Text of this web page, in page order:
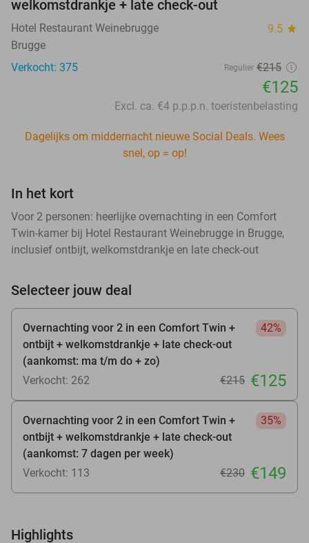
welkomstdrankje + late check-out
Hotel Restaurant Weinebrugge 9.5 star
Brugge
Verkocht: 375
Regulier €215
€125
Excl. ca. €4 p.p.p.n. toeristenbelasting
Dagelijks om middernacht nieuwe Social Deals. Wees
snel, op = op!
In het kort
Voor 2 personen: heerlijke overnachting in een Comfort
Twin-kamer bij Hotel Restaurant Weinebrugge in Brugge,
inclusief ontbijt, welkomstdrankje en late check-out
Selecteer jouw deal
Overnachting voor 2 in een Comfort Twin +
ontbijt + welkomstdrankje + late check-out
(aankomst: ma t/m do + zo)
42%
Verkocht: 262 €215 €125
Overnachting voor 2 in een Comfort Twin +
ontbijt + welkomstdrankje + late check-out
(aankomst: 7 dagen per week)
35%
Verkocht: 113 €230 €149
Highlights